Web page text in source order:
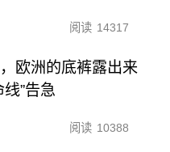
阅读 14317
欧洲的底裤露出来
线”告急
阅读 10388